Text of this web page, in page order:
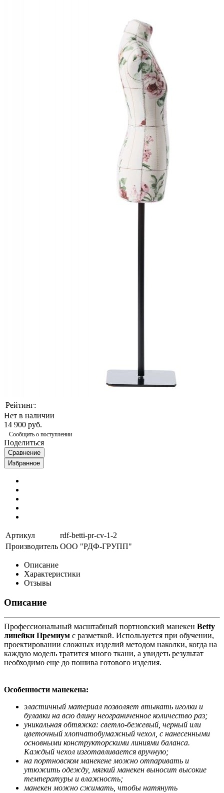
Рейтинг:
Нет в наличии
14 900 руб.
Сообщить о поступлении
Поделиться
Сравнение
Избранное
Артикул
rdf-betti-pr-cv-1-2
Производитель ООО "РДФ-ГРУПП"
Описание
Характеристики
Отзывы
Описание
Профессиональный масштабный портновский манекен Betty
линейки Премиум с разметкой. Используется при обучении,
проектировании сложных изделий методом наколки, когда на
каждую модель тратится много ткани, а увидеть результат
необходимо еще до пошива готового изделия.
Особенности манекена:
эластичный материал позволяет втыкать иголки и
булавки на всю длину неограниченное количество раз;
уникальная обтяжка: светло-бежевый, черный или
цветочный хлопчатобумажный чехол, с нанесенными
основными конструкторскими линиями баланса.
Каждый чехол изготавливается вручную;
на портновском манекене можно отпаривать и
утюжить одежду, мягкий манекен выносит высокие
температуры и влажность;
манекен можно сжимать, чтобы натянуть